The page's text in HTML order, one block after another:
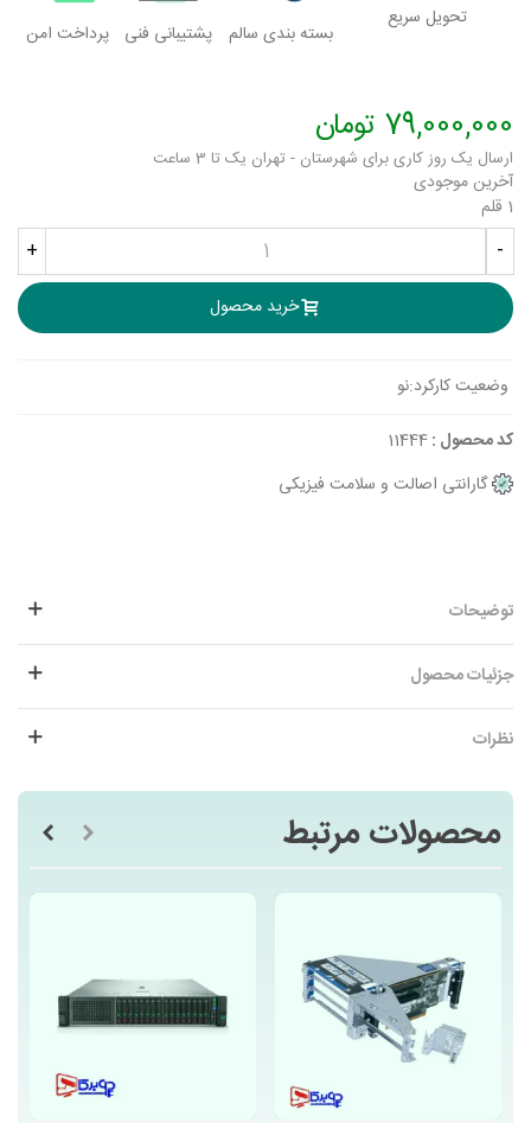
تحویل سریع
بسته بندی سالم پشتیبانی فنی پرداخت امن
79,000,000 تومان
ارسال یک روز کاری برای شهرستان - تهران یک تا 3 ساعت
آخرین موجودی
1 قلم
-
+
خرید محصول
وضعیت کارکرد:نو
کد محصول :11444
گارانتی اصالت و سلامت فیزیکی
توضیحات
جزئیات محصول
نظرات
محصولات مرتبط